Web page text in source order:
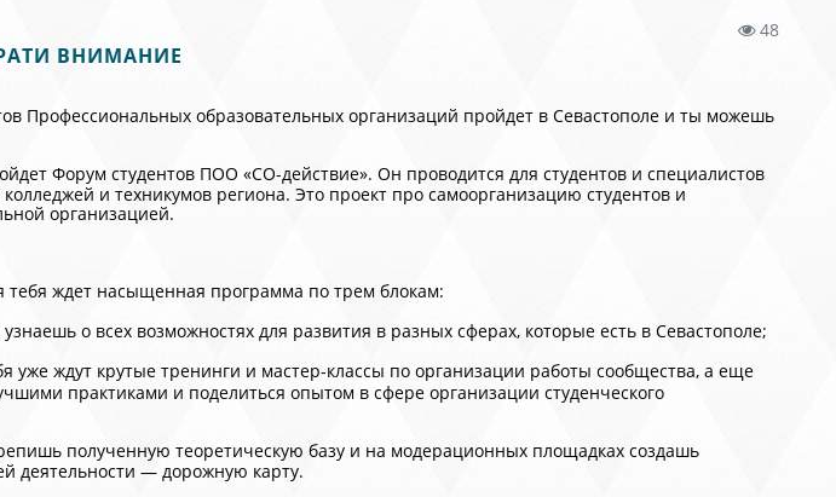
48
ВНИМАНИЕ
Профессиональных образовательных организаций пройдет в Севастополе и ты можешь
Форум студентов ПОО «СО-действие». Он проводится для студентов и специалистов
и техникумов региона. Это проект про самоорганизацию студентов и
организацией.
тебя ждет насыщенная программа по трем блокам:
о всех возможностях для развития в разных сферах, которые есть в Севастополе;
уже ждут крутые тренинги и мастер-классы по организации работы сообщества, а еще
практиками и поделиться опытом в сфере организации студенческого
полученную теоретическую базу и на модерационных площадках создашь
деятельности — дорожную карту.